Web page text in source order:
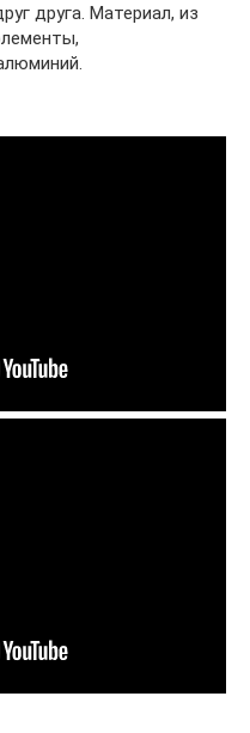
друга. Материал, из